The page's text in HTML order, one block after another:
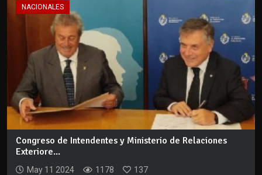
NACIONALES
Congreso de Intendentes y Ministerio de Relaciones
Exteriore...
May 11 2024 1178 137